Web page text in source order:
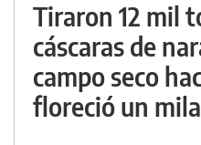
Tiraron 12 mil
cáscaras de
campo seco
floreció un